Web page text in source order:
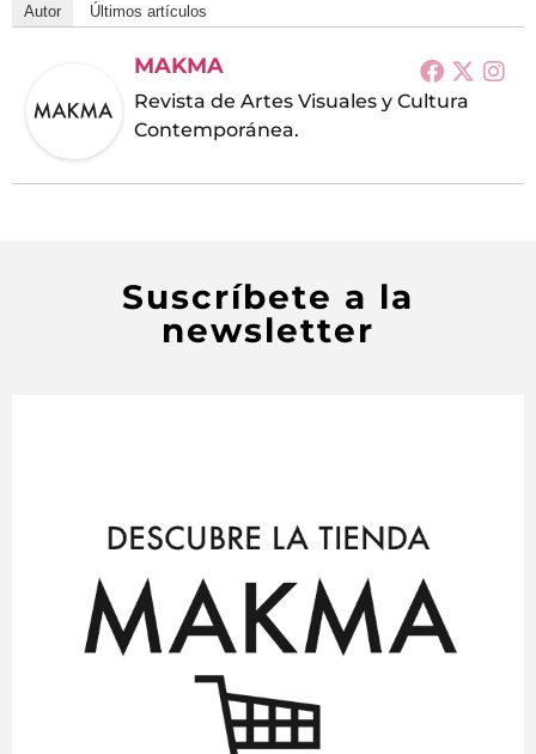
Autor Últimos artículos
MAKMA
Revista de Artes Visuales y Cultura
Contemporánea.
Suscríbete a la
newsletter